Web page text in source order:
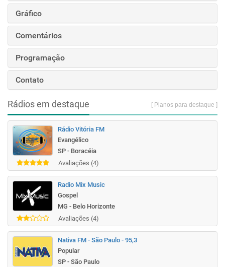
Gráfico
Comentários
Programação
Contato
Rádios em destaque [ Planos para destaque ]
Rádio Vitória FM
Evangélico
SP - Boracéia
Avaliações (4)
Radio Mix Music
Gospel
MG - Belo Horizonte
Avaliações (4)
Nativa FM - São Paulo - 95,3
Popular
SP - São Paulo